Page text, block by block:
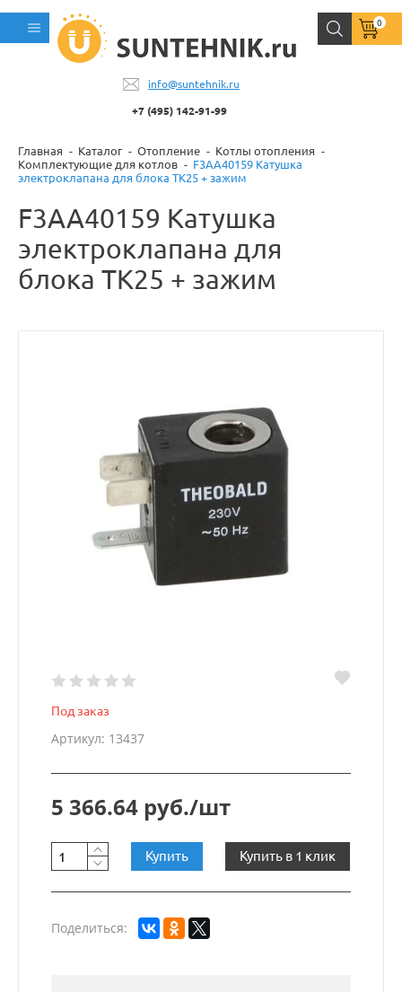
info@suntehnik.ru
+7 (495) 142-91-99
0
Главная Каталог Отопление
Котлы отопления
Комплектующие для котлов
F3AA40159 Катушка
электроклапана для блока TK25 + зажим
F3AA40159 Катушка
электроклапана для
блока TK25 + зажим
Под заказ
Артикул: 13437
5 366.64 руб./шт
Купить Купить в 1 клик
Поделиться: